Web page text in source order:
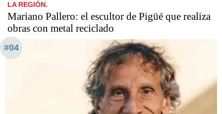
LA REGIÓN.
Mariano Pallero: el escultor de Pigüé que realiza
obras con metal reciclado
#04